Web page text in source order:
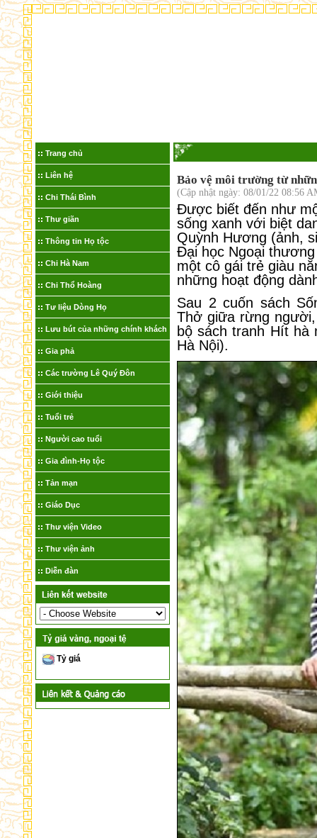
Trang chủ
Liên hệ
Chi Thái Bình
Thư giãn
Thông tin Họ tộc
Chi Hà Nam
Chi Thổ Hoàng
Tư liệu Dòng Họ
Lưu bút của những chính khách
Gia phả
Các trường Lê Quý Đôn
Giới thiệu
Tuổi trẻ
Người cao tuổi
Gia đình-Họ tộc
Tản mạn
Giáo Dục
Thư viện Video
Thư viện ảnh
Diễn đàn
Tỷ giá
Bảo vệ môi trường từ
(Cập nhật ngày: 08/01/22 08:56
Được biết đến như
sống xanh với biệt
Quỳnh Hương (ảnh,
Đại học Ngoại
một cô gái trẻ giàu
những hoạt động
Sau 2 cuốn sách
Thở giữa rừng
bộ sách tranh Hít hà
Hà Nội).